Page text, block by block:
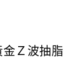
Ｚ波抽脂